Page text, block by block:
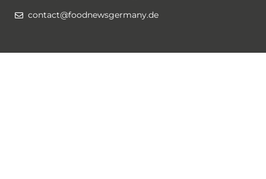
contact@foodnewsgermany.de